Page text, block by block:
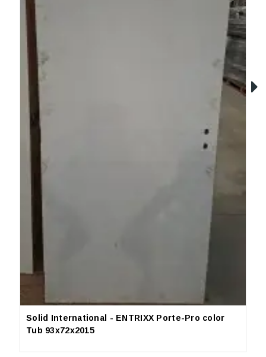
Solid International - ENTRIXX Porte-Pro color
Tub 93x72x2015